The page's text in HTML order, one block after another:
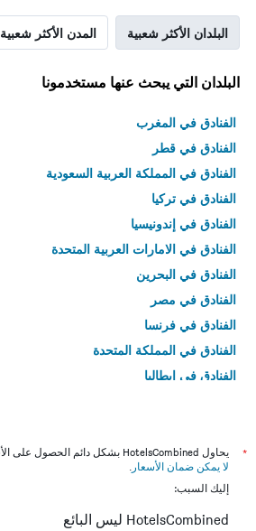
البلدان الأكثر شعبية المدن الأكثر شعبية
البلدان التي يبحث عنها مستخدمونا
الفنادق في المغرب
الفنادق في قطر
الفنادق في المملكة العربية السعودية
الفنادق في تركيا
الفنادق في إندونيسيا
الفنادق في الامارات العربية المتحدة
الفنادق في البحرين
الفنادق في مصر
الفنادق في فرنسا
الفنادق في المملكة المتحدة
الفنادق في إيطاليا
*
يحاول HotelsCombined بشكل دائم الحصول على الأسعار الدقيقة، ولكن
لا يمكن ضمان الأسعار .
إليك السبب:
HotelsCombined ليس البائع